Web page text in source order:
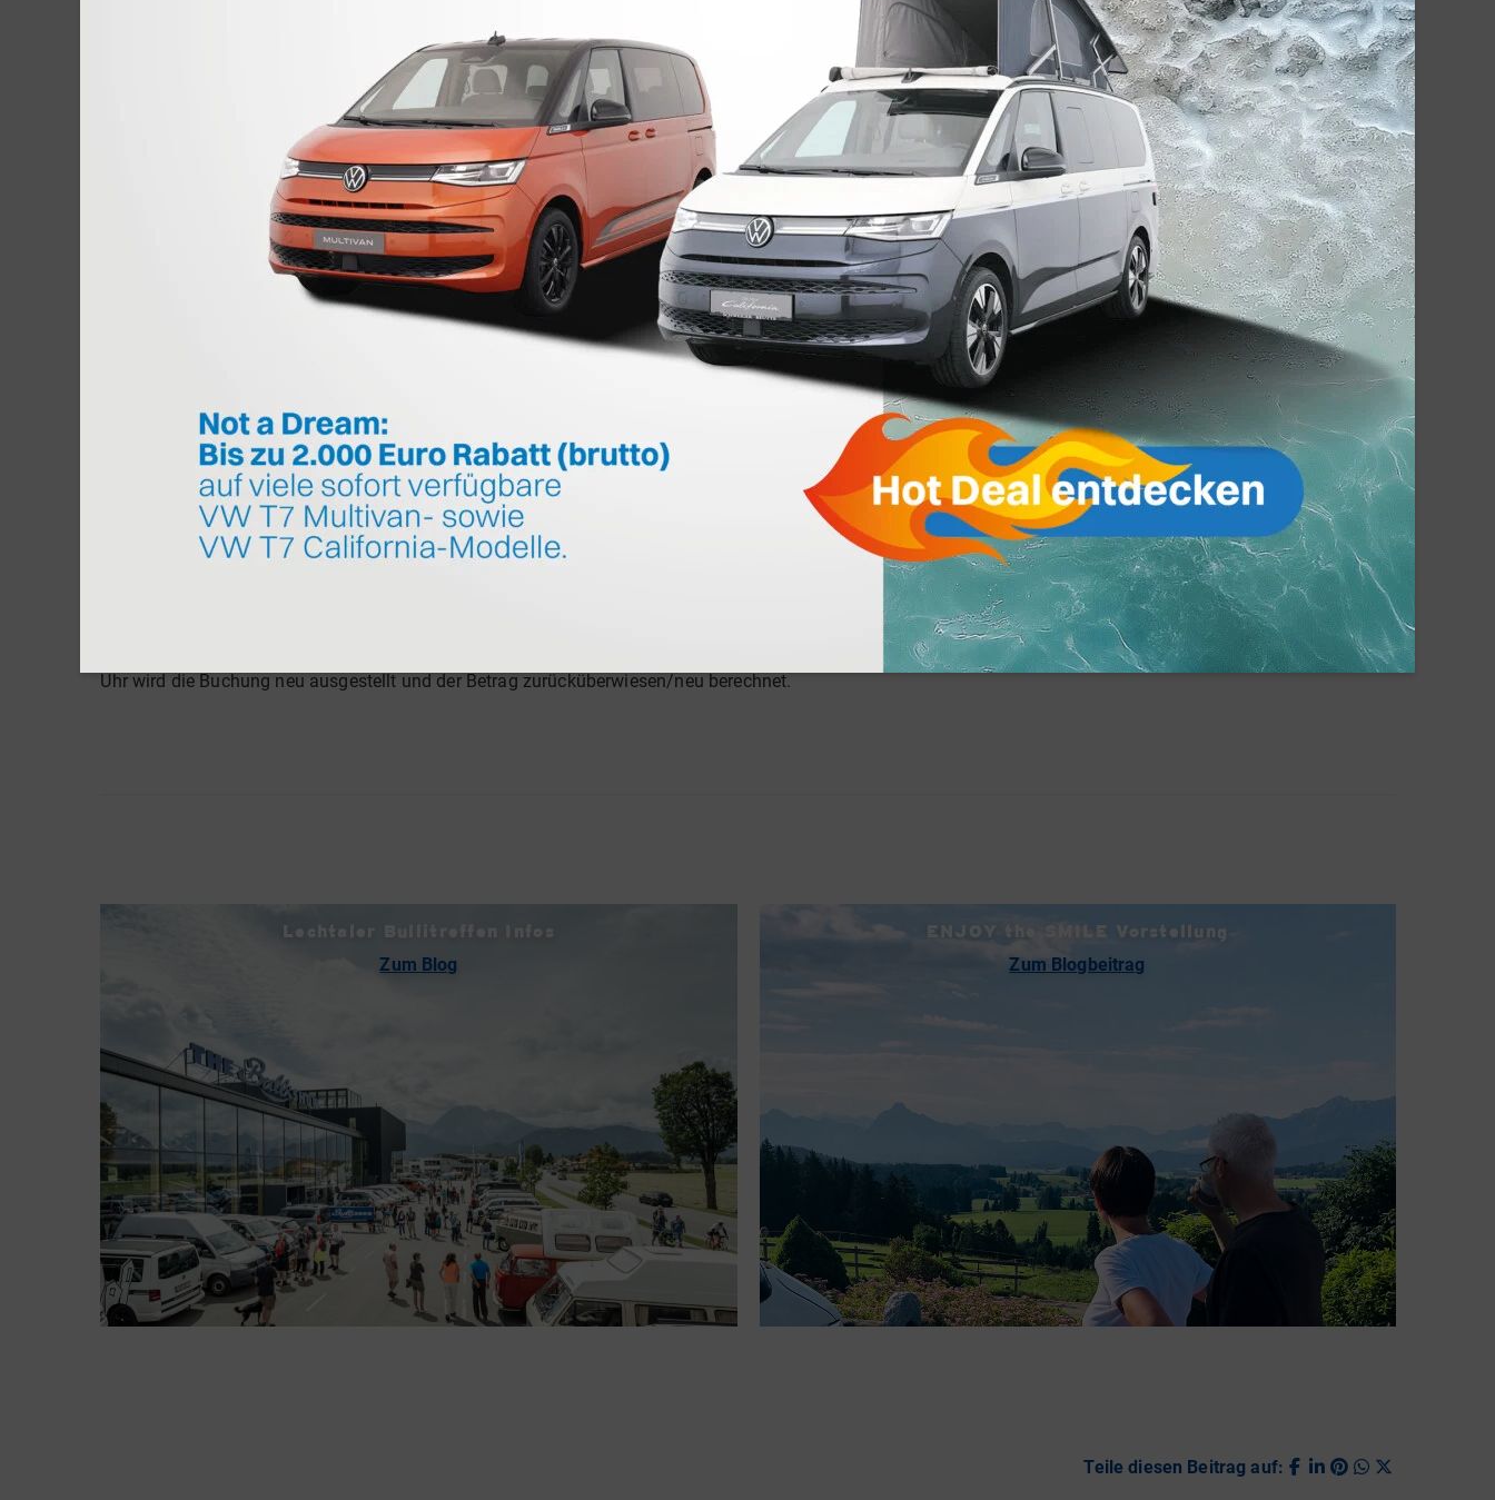
Administratives zum Lechtaler Bullitreffen
STORNO, BUCHUNGSÄNDERUNGEN UND FRISTEN
Der gebuchte Campingstellplatz gilt nur für das angegebene Fahrzeug. Sollten Vorzelte, Anhänger etc. am Campingplatz benötigt werden, so müssen diese
frühzeitig beimCamping Seespitzangefragt und von diesem genehmigt werden. Jede weitere Nacht kann direkt über den Campingplatzgebucht werden, falls dies
erwünscht ist. Dafür bitte die Buchungsnummer des Tickets und das Codewort „Lechtaler Bullitreffen 2022“ im Notizfeld angeben. Stornofrist: 14 Tage vor der
Veranstaltung. Achtung: Auch die Namen der Teilnehmer können nach dieser Frist nicht mehr geändert werden. Stornierungen sind somit bis zum 27.05.2022 um
12:00 Uhr möglich. Nach der Stornierung werden die oben genannten Positionen wieder freigegeben und die bereits versendeten Tickets verlieren ihre Gültigkeit.
Du erhältst daraufhin deinen gesamten Ticketpreis zurückerstattet. Bei Änderung der Teilnehmeranzahl/Zusatzleistungen des Tickets vor 27.05.2022 um 12:00
Uhr wird die Buchung neu ausgestellt und der Betrag zurücküberwiesen/neu berechnet.
Lechtaler Bullitreffen Infos
Zum Blog
ENJOY the SMILE Vorstellung
Zum Blogbeitrag
Teile diesen Beitrag auf: